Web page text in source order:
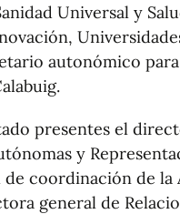
Universal y
autonómico
presentes el
y
coordinación de la
general de